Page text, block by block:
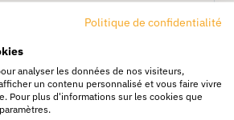
techniques
: 45 x 17 x 48 cm
brun
plate
Politique de confidentialité
analyser les données de nos visiteurs,
un contenu personnalisé et vous faire vivre
Pour plus d'informations sur les cookies que